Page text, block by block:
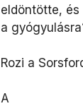
eldöntötte,
a
Rozi a
A